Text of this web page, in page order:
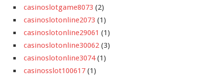
casinoslotgame8073 (2)
casinoslotonline2073 (1)
casinoslotonline29061 (1)
casinoslotonline30062 (3)
casinoslotonline3074(1)
casinosslot100617 (1)